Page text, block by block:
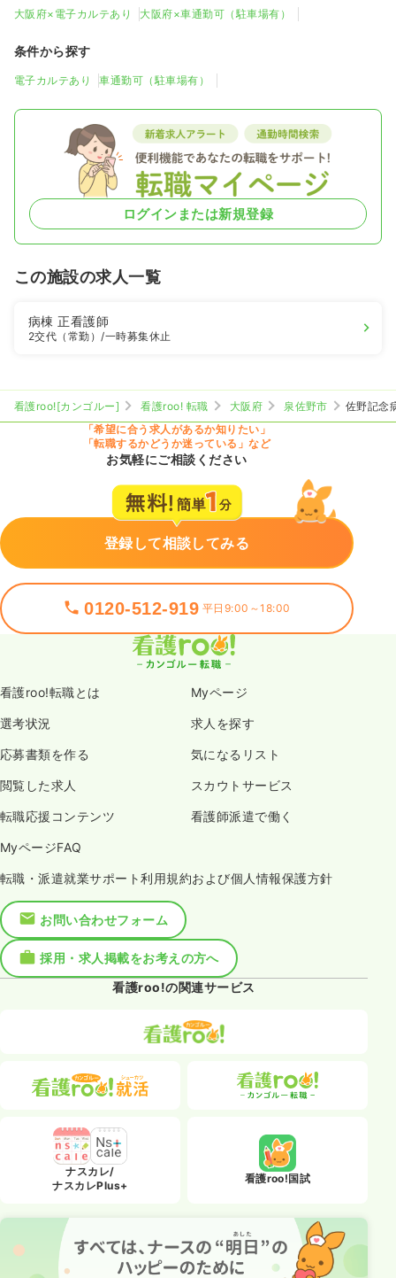
大阪府×電子カルテあり 大阪府×車通勤可（駐車場有）
条件から探す
電子カルテあり 車通勤可（駐車場有）
ログインまたは新規登録
この施設の求人一覧
病棟正看護師
2交代（常勤） /一時募集休止
看護roo![カンゴルー] 看護roo! 転職 大阪府 泉佐野市
佐野記念
「希望に合う求人があるか知りたい」
「転職するかどうか迷っている」など
お気軽にご相談ください
登録して相談してみる
0120-512-919 平日9:00～18:00
看護roo!転職とは Myページ
選考状況 求人を探す
応募書類を作る 気になるリスト
閲覧した求人 スカウトサービス
転職応援コンテンツ 看護師派遣で働く
MyページFAQ
転職・派遣就業サポート利用規約および個人情報保護方針
お問い合わせフォーム
採用・求人掲載をお考えの方へ
看護roo!の関連サービス
ナスカレ/
ナスカレPlus+
看護roo!国試